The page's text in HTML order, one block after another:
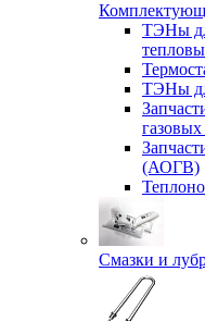
ТЭНы
ТЭНы
(АОГВ)
Смазки и